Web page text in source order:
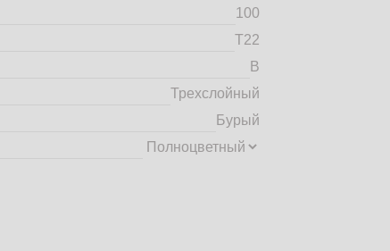
100
Т22
B
Трехслойный
Бурый